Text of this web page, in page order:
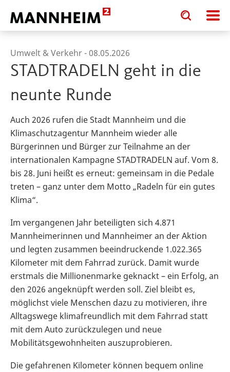
Toggle
search
input
Toggle
search
input
Umwelt & Verkehr -08.05.2026
STADTRADELN geht in die
neunte Runde
Auch 2026 rufen die Stadt Mannheim und die
Klimaschutzagentur Mannheim wieder alle
Bürgerinnen und Bürger zur Teilnahme an der
internationalen Kampagne STADTRADELN auf. Vom 8.
bis 28. Juni heißt es erneut: gemeinsam in die Pedale
treten – ganz unter dem Motto „Radeln für ein gutes
Klima“.
Im vergangenen Jahr beteiligten sich 4.871
Mannheimerinnen und Mannheimer an der Aktion
und legten zusammen beeindruckende 1.022.365
Kilometer mit dem Fahrrad zurück. Damit wurde
erstmals die Millionenmarke geknackt – ein Erfolg, an
den 2026 angeknüpft werden soll. Ziel bleibt es,
möglichst viele Menschen dazu zu motivieren, ihre
Alltagswege klimafreundlich mit dem Fahrrad statt
mit dem Auto zurückzulegen und neue
Mobilitätsgewohnheiten auszuprobieren.
Die gefahrenen Kilometer können bequem online